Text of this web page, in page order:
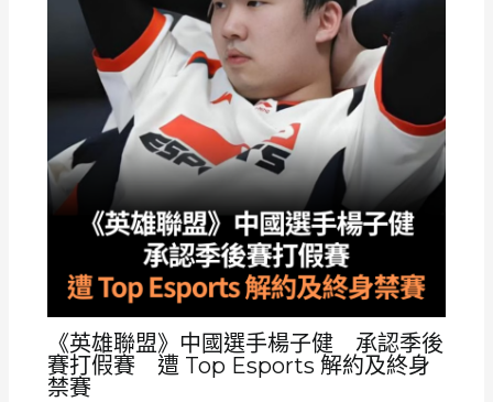
《英雄聯盟》中國選手楊子健 承認季後
賽打假賽 遭 Top Esports 解約及終身
禁賽